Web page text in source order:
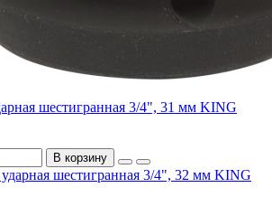
шестигранная 3/4", 31 мм KING
В корзину